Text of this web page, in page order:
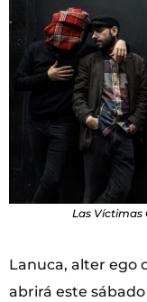
Las Víctimas
Lanuca, alter ego
abrirá este sábado